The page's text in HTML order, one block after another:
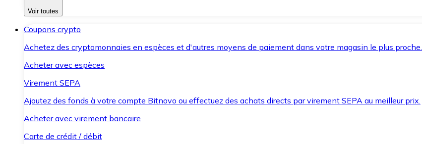
Voir toutes
Coupons crypto
Achetez des cryptomonnaies en espèces et d'autres moyens de paiement dans votre magasin le plus proche.
Acheter avec espèces
Virement SEPA
Ajoutez des fonds à votre compte Bitnovo ou effectuez des achats directs par virement SEPA au meilleur prix.
Acheter avec virement bancaire
Carte de crédit / débit